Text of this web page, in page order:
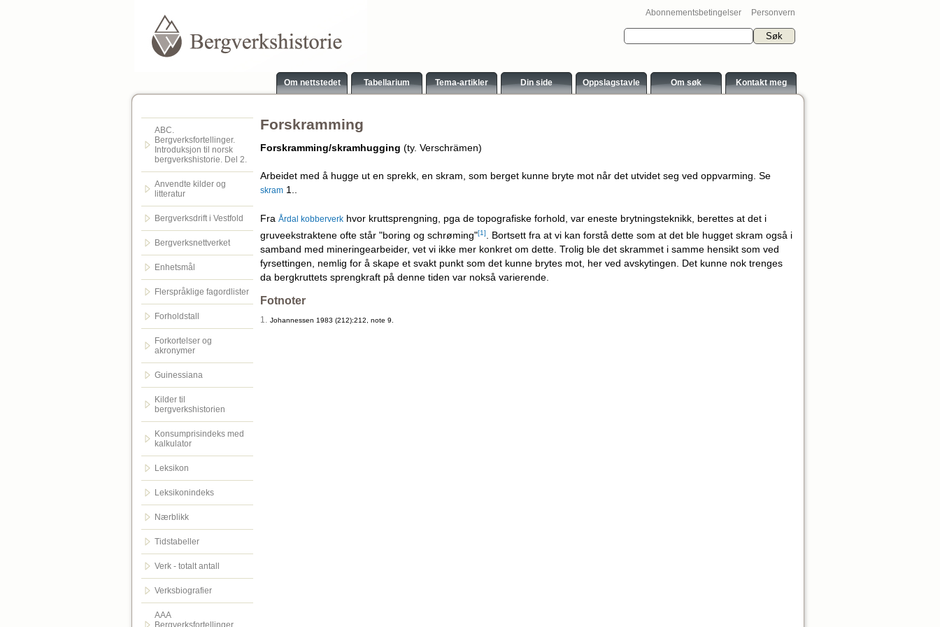
Abonnementsbetingelser Personvern
Om nettstedet Tabellarium Tema-artikler Din side Oppslagstavle Om søk Kontakt meg
ABC.
Bergverksfortellinger.
Introduksjon til norsk
bergverkshistorie. Del 2.
Anvendte kilder og
litteratur
Bergverksdrift i Vestfold
Bergverksnettverket
Enhetsmål
Flerspråklige fagordlister
Forholdstall
Forkortelser og
akronymer
Guinessiana
Kilder til
bergverkshistorien
Konsumprisindeks med
kalkulator
Leksikon
Leksikonindeks
Nærblikk
Tidstabeller
Verk - totalt antall
Verksbiografier
AAA
Bergverksfortellinger.
Forskramming
Forskramming/skramhugging (ty. Verschrämen)
Arbeidet med å hugge ut en sprekk, en skram, som berget kunne bryte mot når det utvidet seg ved oppvarming. Se
skram 1..
Fra Årdal kobberverk hvor kruttsprengning, pga de topografiske forhold, var eneste brytningsteknikk, berettes at det i
gruveekstraktene ofte står "boring og schrøming"[1]
. Bortsett fra at vi kan forstå dette som at det ble hugget skram også i
samband med mineringearbeider, vet vi ikke mer konkret om dette. Trolig ble det skrammet i samme hensikt som ved
fyrsettingen, nemlig for å skape et svakt punkt som det kunne brytes mot, her ved avskytingen. Det kunne nok trenges
da bergkruttets sprengkraft på denne tiden var nokså varierende.
Fotnoter
1. Johannessen 1983 (212):212, note 9.